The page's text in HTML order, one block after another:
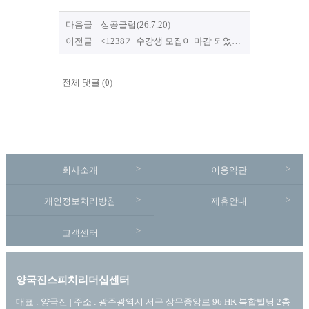
다음글 성공클럽(26.7.20)
이전글<1238기 수강생 모집이 마감 되었습니다.>
전체 댓글 (0)
회사소개 이용약관
개인정보처리방침 제휴안내
고객센터
양국진스피치리더십센터
대표 : 양국진 | 주소 : 광주광역시 서구 상무중앙로 96 HK 복합빌딩 2층